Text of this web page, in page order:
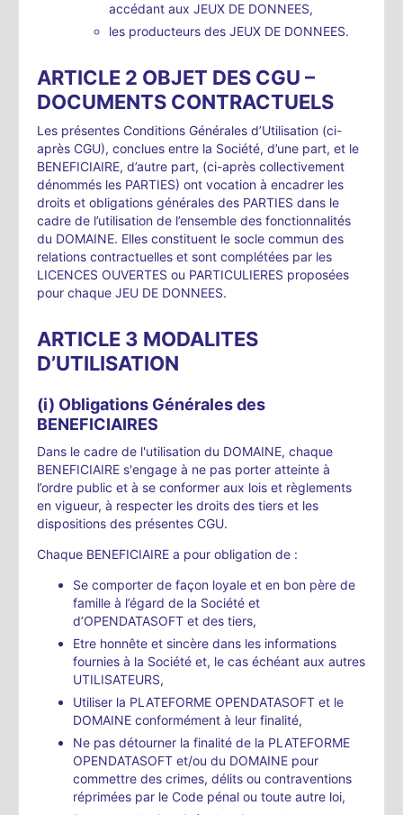
accédant aux JEUX DE DONNEES,
les producteurs des JEUX DE DONNEES.
ARTICLE 2 OBJET DES CGU –
DOCUMENTS CONTRACTUELS
Les présentes Conditions Générales d’Utilisation (ci-
après CGU), conclues entre la Société, d’une part, et le
BENEFICIAIRE, d’autre part, (ci-après collectivement
dénommés les PARTIES) ont vocation à encadrer les
droits et obligations générales des PARTIES dans le
cadre de l’utilisation de l’ensemble des fonctionnalités
du DOMAINE. Elles constituent le socle commun des
relations contractuelles et sont complétées par les
LICENCES OUVERTES ou PARTICULIERES proposées
pour chaque JEU DE DONNEES.
ARTICLE 3 MODALITES
D’UTILISATION
(i) Obligations Générales des
BENEFICIAIRES
Dans le cadre de l'utilisation du DOMAINE, chaque
BENEFICIAIRE s'engage à ne pas porter atteinte à
l’ordre public et à se conformer aux lois et règlements
en vigueur, à respecter les droits des tiers et les
dispositions des présentes CGU.
Chaque BENEFICIAIRE a pour obligation de :
Se comporter de façon loyale et en bon père de
famille à l’égard de la Société et
d’OPENDATASOFT et des tiers,
Etre honnête et sincère dans les informations
fournies à la Société et, le cas échéant aux autres
UTILISATEURS,
Utiliser la PLATEFORME OPENDATASOFT et le
DOMAINE conformément à leur finalité,
Ne pas détourner la finalité de la PLATEFORME
OPENDATASOFT et/ou du DOMAINE pour
commettre des crimes, délits ou contraventions
réprimées par le Code pénal ou toute autre loi,